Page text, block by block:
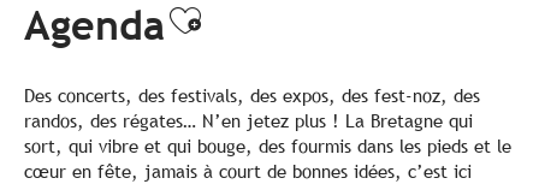
AgendaAjouter aux favoris
Des concerts, des festivals, des expos, des fest-noz, des
randos, des régates… N’en jetez plus ! La Bretagne qui
sort, qui vibre et qui bouge, des fourmis dans les pieds et le
cœur en fête, jamais à court de bonnes idées, c’est ici